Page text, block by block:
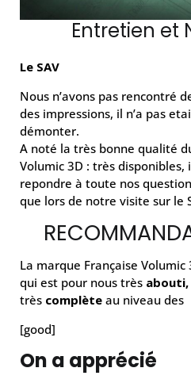
Entretien et
Le SAV
Nous n’avons pas rencontré
des impressions, il n’a pas
démonter.
A noté la très bonne qualité
Volumic 3D : très
repondre à toute nos
que lors de notre visite sur le
La marque Française
qui est pour nous très abouti,
très complète au niveau des
[good]
On a apprécié